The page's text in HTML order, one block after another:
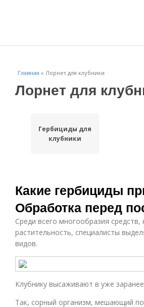
Главная » Лорнет для клубники
Лорнет для
Гербициды для
клубники
Какие гербициды
Обработка перед
Среди всего многообразия
растительность, специалисты
видов.
Клубнику высаживают в уже
Так, сорный организм, мешающий